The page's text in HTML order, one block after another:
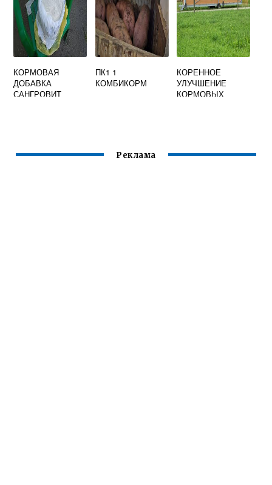
КОРМОВАЯ
ДОБАВКА
САНГРОВИТ
ПК1 1
КОМБИКОРМ
КОРЕННОЕ
УЛУЧШЕНИЕ
КОРМОВЫХ
Реклама